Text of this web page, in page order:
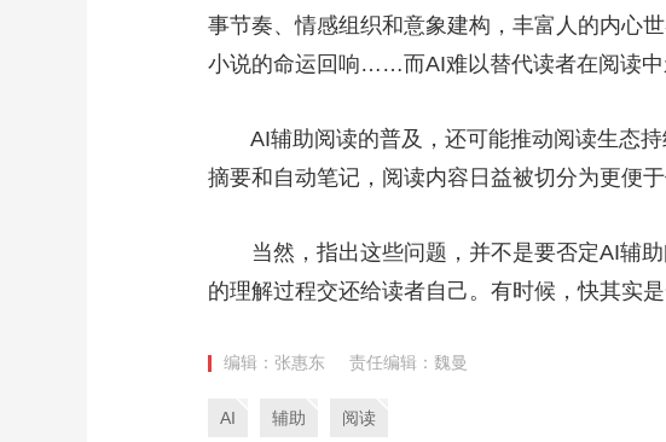
事节奏、情感组织和意象建构，丰富人的内心
小说的命运回响……而AI难以替代读者在阅读中
AI辅助阅读的普及，还可能推动阅读生态持
摘要和自动笔记，阅读内容日益被切分为更便
当然，指出这些问题，并不是要否定AI辅助
的理解过程交还给读者自己。有时候，快其实
编辑：张惠东 责任编辑：魏曼
AI 辅助 阅读